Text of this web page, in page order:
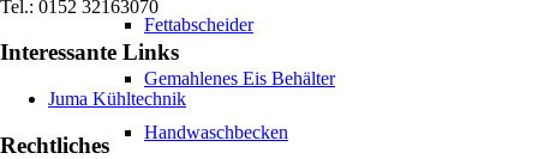
Fettabscheider
Gemahlenes Eis Behälter
Handwaschbecken
Tel.: 0152 32163070
Interessante Links
Juma Kühltechnik
Rechtliches